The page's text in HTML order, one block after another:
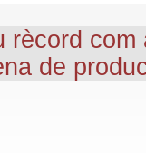
rècord
de